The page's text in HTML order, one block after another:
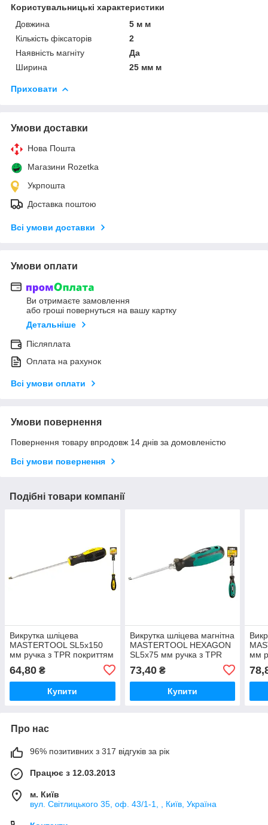
Користувальницькі характеристики
Довжина
5 м м
Кількість фіксаторів
2
Наявність магніту
Да
Ширина
25 мм м
Приховати
Умови доставки
Нова Пошта
Магазини Rozetka
Укрпошта
Доставка поштою
Всі умови доставки
Умови оплати
Ви отримаєте замовлення
або гроші повернуться на вашу картку
Детальніше
Післяплата
Оплата на рахунок
Всі умови оплати
Умови повернення
Повернення товару впродовж 14 днів за домовленістю
Всі умови повернення
Подібні товари компанії
Викрутка шліцева
MASTERTOOL SL5х150
мм ручка з TPR покриттям
64,80 ₴
Купити
Викрутка шліцева магнітна
MASTERTOOL HEXAGON
SL5х75 мм ручка з TPR
73,40₴
Купити
мм
Про нас
96% позитивних з 317 відгуків за рік
Працює з 12.03.2013
м. Київ
вул. Світлицького 35, оф. 43/1-1, , Київ, Україна